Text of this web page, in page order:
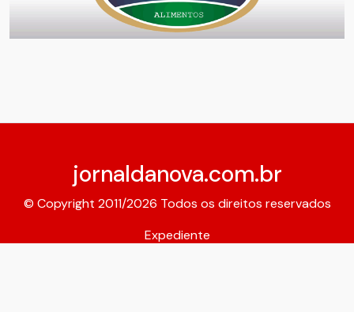
jornaldanova.com.br
© Copyright 2011/2026 Todos os direitos reservados
Expediente